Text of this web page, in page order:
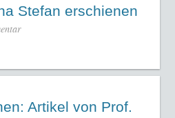
Stefan erschienen
Artikel von Prof.